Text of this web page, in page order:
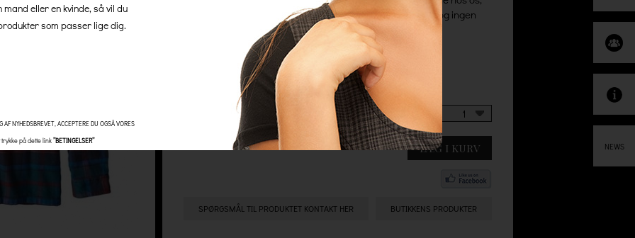
så er der altid 100% gratis levering uden minimumsbeløb og ingen
1
LÆG I KURV
SPØRGSMÅL TIL PRODUKTET KONTAKT HER BUTIKKENS PRODUKTER
NEWS
eller en kvinde, så vil du
som passer lige dig.
NYHEDSBREVET, ACCEPTERE DU OGSÅ VORES
på dette link”BETINGELSER”